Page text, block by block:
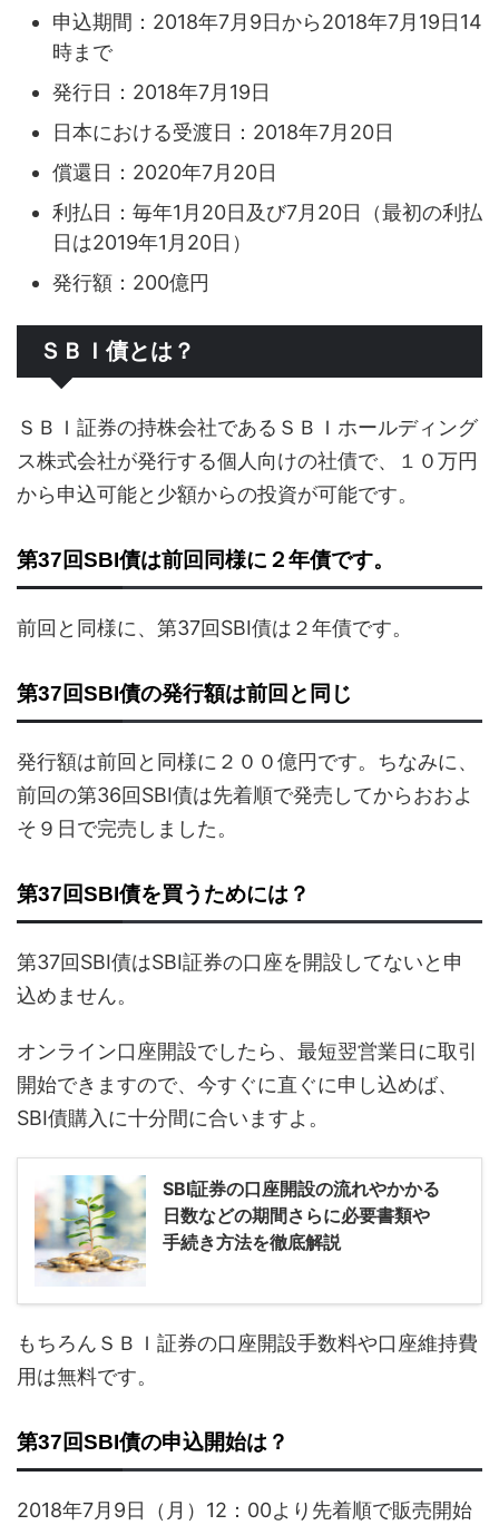
申込期間：2018年7月9日から2018年7月19日14
時まで
発行日：2018年7月19日
日本における受渡日：2018年7月20日
償還日：2020年7月20日
利払日：毎年1月20日及び7月20日（最初の利払
日は2019年1月20日）
発行額：200億円
ＳＢＩ債とは？
ＳＢＩ証券の持株会社であるＳＢＩホールディング
ス株式会社が発行する個人向けの社債で、１０万円
から申込可能と少額からの投資が可能です。
第37回SBI債は前回同様に２年債です。
前回と同様に、第37回SBI債は２年債です。
第37回SBI債の発行額は前回と同じ
発行額は前回と同様に２００億円です。ちなみに、
前回の第36回SBI債は先着順で発売してからおおよ
そ９日で完売しました。
第37回SBI債を買うためには？
第37回SBI債はSBI証券の口座を開設してないと申
込めません。
オンライン口座開設でしたら、最短翌営業日に取引
開始できますので、今すぐに直ぐに申し込めば、
SBI債購入に十分間に合いますよ。
SBI証券の口座開設の流れやかかる
日数などの期間さらに必要書類や
手続き方法を徹底解説
もちろんＳＢＩ証券の口座開設手数料や口座維持費
用は無料です。
第37回SBI債の申込開始は？
2018年7月9日（月）12：00より先着順で販売開始